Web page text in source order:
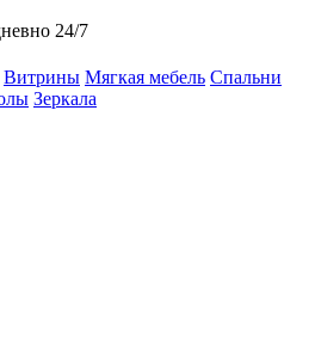
24/7
Витрины Мягкая мебель Спальни
Зеркала